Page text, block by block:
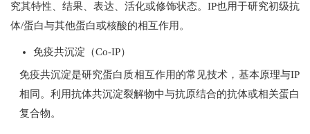
究其特性、结果、表达、活化或修饰状态。IP也用于研究初级抗
体/蛋白与其他蛋白或核酸的相互作用。
免疫共沉淀（Co-IP）
免疫共沉淀是研究蛋白质相互作用的常见技术，基本原理与IP
相同。利用抗体共沉淀裂解物中与抗原结合的抗体或相关蛋白
复合物。